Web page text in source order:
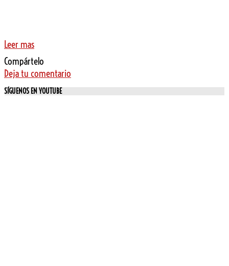
Leer mas
Compártelo
Deja tu comentario
SÍGUENOS EN YOUTUBE